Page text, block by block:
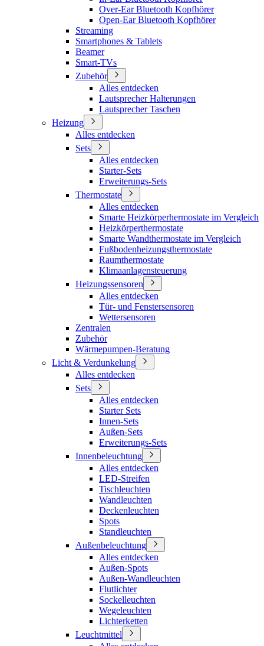
Over-Ear Bluetooth Kopfhörer
Open-Ear Bluetooth Kopfhörer
Streaming
Smartphones & Tablets
Beamer
Smart-TVs
Zubehör
Alles entdecken
Lautsprecher Halterungen
Lautsprecher Taschen
Heizung
Alles entdecken
Sets
Alles entdecken
Starter-Sets
Erweiterungs-Sets
Thermostate
Alles entdecken
Smarte Heizkörperhermostate im Vergleich
Heizkörperthermostate
Smarte Wandthermostate im Vergleich
Fußbodenheizungsthermostate
Raumthermostate
Klimaanlagensteuerung
Heizungssensoren
Alles entdecken
Tür- und Fenstersensoren
Wettersensoren
Zentralen
Zubehör
Wärmepumpen-Beratung
Licht & Verdunkelung
Alles entdecken
Sets
Alles entdecken
Starter Sets
Innen-Sets
Außen-Sets
Erweiterungs-Sets
Innenbeleuchtung
Alles entdecken
LED-Streifen
Tischleuchten
Wandleuchten
Deckenleuchten
Spots
Standleuchten
Außenbeleuchtung
Alles entdecken
Außen-Spots
Außen-Wandleuchten
Flutlichter
Sockelleuchten
Wegeleuchten
Lichterketten
Leuchtmittel